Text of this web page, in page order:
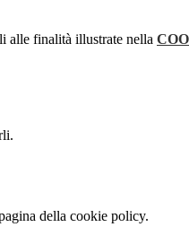
alle finalità illustrate nella
della cookie policy.